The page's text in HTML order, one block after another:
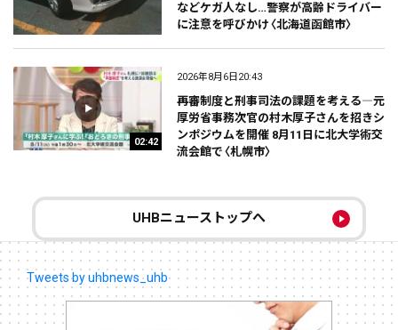
などケガ人なし…警察が高齢ドライバー
に注意を呼びかけ〈北海道函館市〉
02:42
2026年8月6日20:43
再審制度と刑事司法の課題を考える―元
厚労省事務次官の村木厚子さんを招きシ
ンポジウムを開催 8月11日に北大学術交
流会館で〈札幌市〉
UHBニューストップへ
Tweets by uhbnews_uhb